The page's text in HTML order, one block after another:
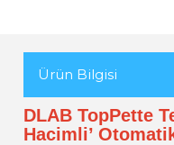
Ürün Bilgisi
DLAB TopPette
Hacimli’